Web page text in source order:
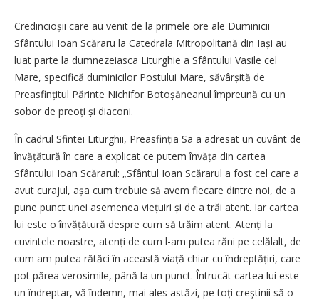
Credincioșii care au venit de la primele ore ale Duminicii
Sfântului Ioan Scăraru la Catedrala Mitropolitană din Iași au
luat parte la dumnezeiasca Liturghie a Sfântului Vasile cel
Mare, specifică duminicilor Postului Mare, săvârșită de
Preasfințitul Părinte Nichifor Botoșăneanul împreună cu un
sobor de preoți și diaconi.
În cadrul Sfintei Liturghii, Preasfinția Sa a adresat un cuvânt de
învățătură în care a explicat ce putem învăța din cartea
Sfântului Ioan Scărarul: „Sfântul Ioan Scărarul a fost cel care a
avut curajul, așa cum trebuie să avem fiecare dintre noi, de a
pune punct unei asemenea viețuiri și de a trăi atent. Iar cartea
lui este o învă­țătură despre cum să trăim atent. Atenți la
cuvintele noastre, atenți de cum l-am putea răni pe celălalt, de
cum am putea rătăci în această viață chiar cu îndreptățiri, care
pot părea verosimile, până la un punct. Întrucât cartea lui este
un îndreptar, vă îndemn, mai ales astăzi, pe toți creștinii să o